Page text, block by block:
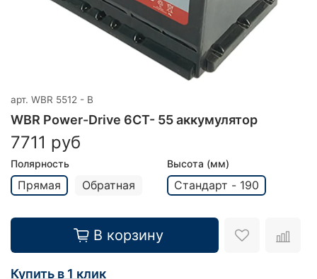
арт. WBR 5512 - B
WBR Power-Drive 6CT- 55 аккумулятор
7711 руб
Полярность
Прямая Обратная
Высота (мм)
Стандарт - 190
В корзину
Купить в 1 клик